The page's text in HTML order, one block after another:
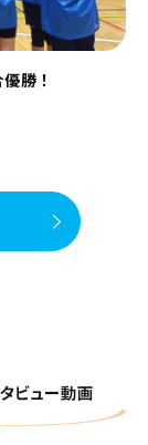
勝！